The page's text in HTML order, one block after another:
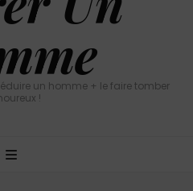
un homme + le faire tomber
!